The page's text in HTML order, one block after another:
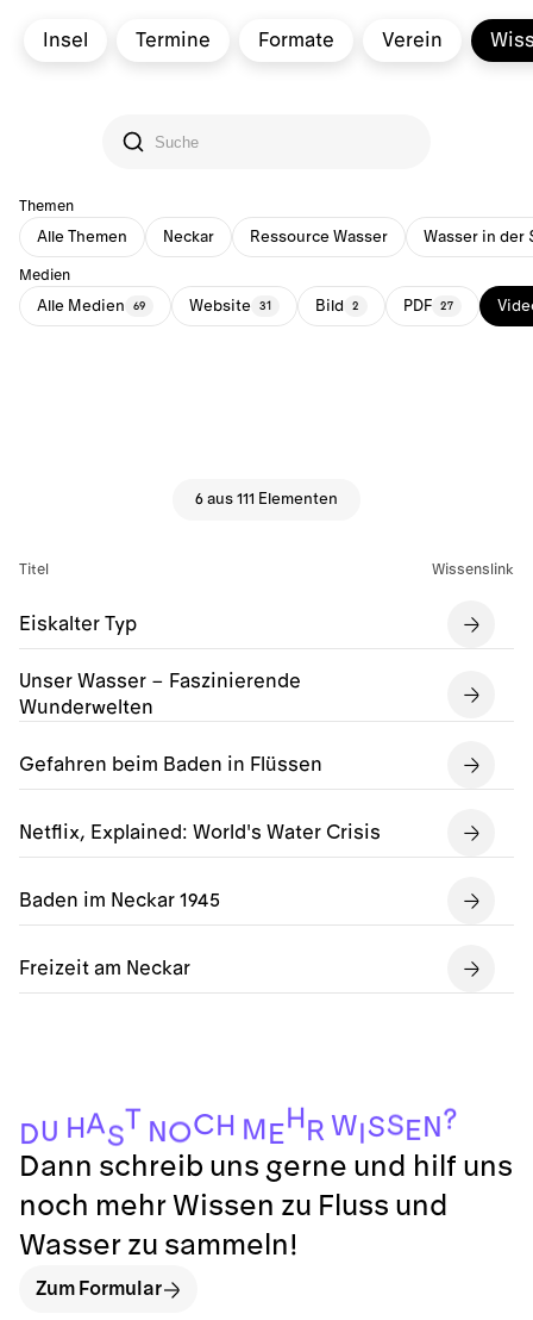
Insel Termine Formate Verein
Themen
Alle Themen Neckar Ressource Wasser Wasser in der
Medien
Alle Medien 69 Website 31 Bild 2 PDF 27
6 aus 111 Elementen
Titel Wissenslink
Eiskalter Typ
Unser Wasser – Faszinierende
Wunderwelten
Gefahren beim Baden in Flüssen
Netflix, Explained: World's Water Crisis
Baden im Neckar 1945
Freizeit am Neckar
DU H AS
T N OC H M E
HR W SS E N ?
Dann schreib uns gerne und hilf uns
noch mehr Wissen zu Fluss und
Wasser zu sammeln!
Zum Formular